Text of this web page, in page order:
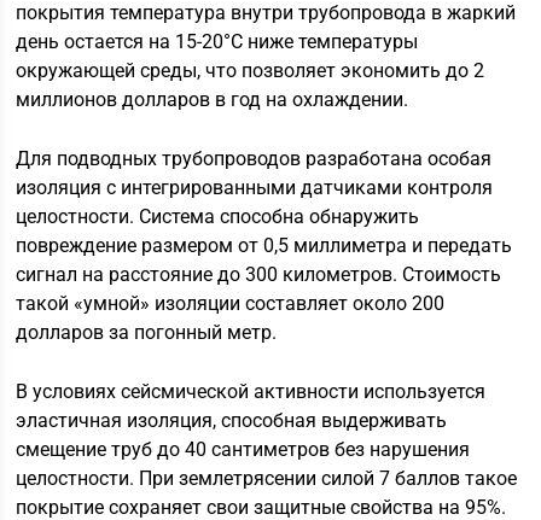
покрытия температура внутри трубопровода в жаркий
день остается на 15-20°C ниже температуры
окружающей среды, что позволяет экономить до 2
миллионов долларов в год на охлаждении.
Для подводных трубопроводов разработана особая
изоляция с интегрированными датчиками контроля
целостности. Система способна обнаружить
повреждение размером от 0,5 миллиметра и передать
сигнал на расстояние до 300 километров. Стоимость
такой «умной» изоляции составляет около 200
долларов за погонный метр.
В условиях сейсмической активности используется
эластичная изоляция, способная выдерживать
смещение труб до 40 сантиметров без нарушения
целостности. При землетрясении силой 7 баллов такое
покрытие сохраняет свои защитные свойства на 95%.